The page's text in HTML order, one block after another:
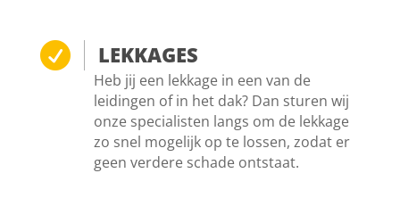
 LEKKAGES
Heb jij een lekkage in een van de
leidingen of in het dak? Dan sturen wij
onze specialisten langs om de lekkage
zo snel mogelijk op te lossen, zodat er
geen verdere schade ontstaat.